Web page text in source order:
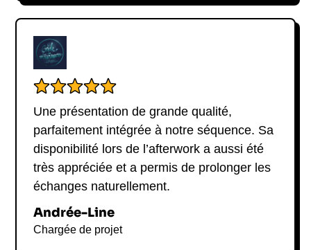
Une présentation de grande qualité,
parfaitement intégrée à notre séquence. Sa
disponibilité lors de l’afterwork a aussi été
très appréciée et a permis de prolonger les
échanges naturellement.
Andrée-Line
Chargée de projet